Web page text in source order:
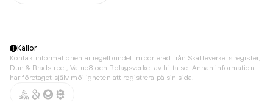
Källor
Kontaktinformationen är regelbundet importerad från Skatteverkets register,
Dun & Bradstreet, Value8 och Bolagsverket av hitta.se. Annan information
har företaget själv möjligheten att registrera på sin sida.